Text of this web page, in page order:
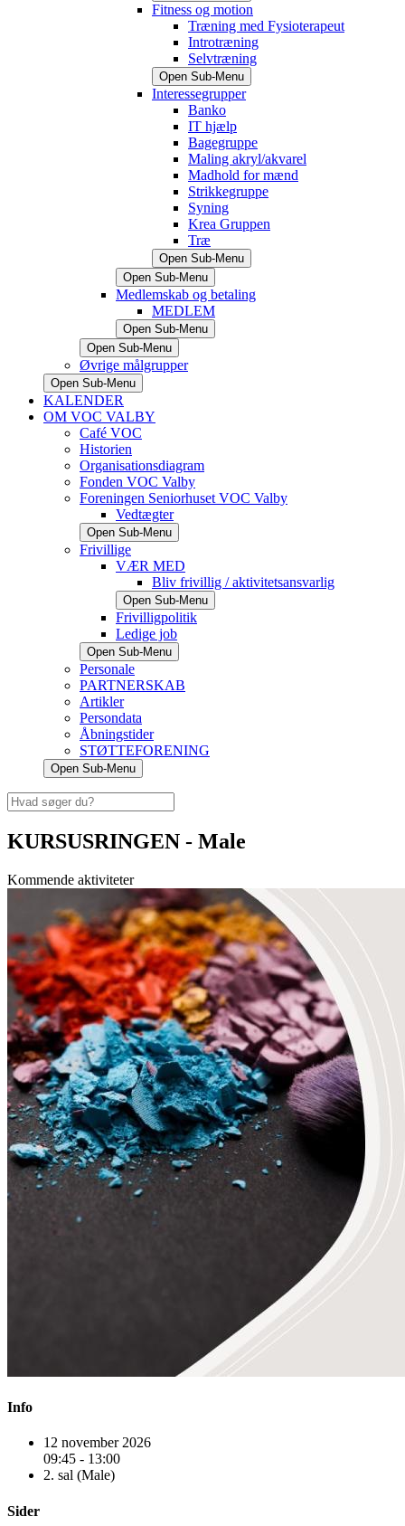
Fitness og motion
Træning med Fysioterapeut
Introtræning
Selvtræning
Open Sub-Menu
Interessegrupper
Banko
IT hjælp
Bagegruppe
Maling akryl/akvarel
Madhold for mænd
Strikkegruppe
Syning
Krea Gruppen
Træ
Open Sub-Menu
Open Sub-Menu
Medlemskab og betaling
MEDLEM
Open Sub-Menu
Open Sub-Menu
Øvrige målgrupper
Open Sub-Menu
KALENDER
OM VOC VALBY
Café VOC
Historien
Organisationsdiagram
Fonden VOC Valby
Foreningen Seniorhuset VOC Valby
Vedtægter
Open Sub-Menu
Frivillige
VÆR MED
Bliv frivillig / aktivitetsansvarlig
Open Sub-Menu
Frivilligpolitik
Ledige job
Open Sub-Menu
Personale
PARTNERSKAB
Artikler
Persondata
Åbningstider
STØTTEFORENING
Open Sub-Menu
KURSUSRINGEN - Male
Kommende aktiviteter
Info
12 november 2026
09:45 - 13:00
2. sal (Male)
Sider